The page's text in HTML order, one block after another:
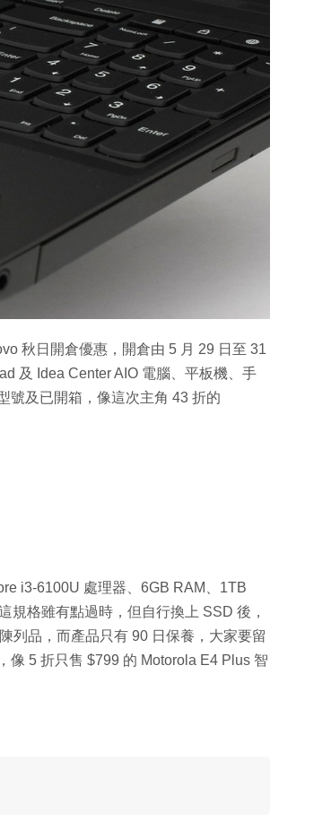
秋日開倉優惠，開倉由 5 月 29 日至 31
及 Idea Center AIO 電腦、平板機、手
號及已開箱，像這次主角 43 折的
i3-6100U 處理器、6GB RAM、1TB
規格雖有點過時，但自行換上 SSD 後，
列品，而產品只有 90 日保養，大家要留
像 5 折只售 $799 的 Motorola E4 Plus 智